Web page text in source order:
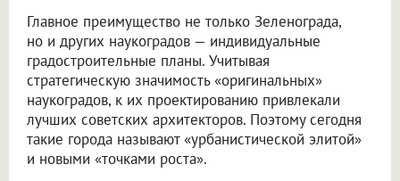
Главное преимущество не только Зеленограда,
но и других наукоградов — индивидуальные
градостроительные планы. Учитывая
стратегическую значимость «оригинальных»
наукоградов, к их проектированию привлекали
лучших советских архитекторов. Поэтому сегодня
такие города называют «урбанистической элитой»
и новыми «точками роста».